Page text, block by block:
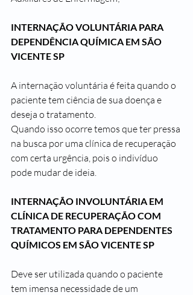
INTERNAÇÃO VOLUNTÁRIA PARA
DEPENDÊNCIA QUÍMICA EM SÃO
VICENTE SP
A internação voluntária é feita quando o
paciente tem ciência de sua doença e
deseja o tratamento.
Quando isso ocorre temos que ter pressa
na busca por uma clínica de recuperação
com certa urgência, pois o indivíduo
pode mudar de ideia.
INTERNAÇÃO INVOLUNTÁRIA EM
CLÍNICA DE RECUPERAÇÃO COM
TRATAMENTO PARA DEPENDENTES
QUÍMICOS EM SÃO VICENTE SP
Deve ser utilizada quando o paciente
tem imensa necessidade de um